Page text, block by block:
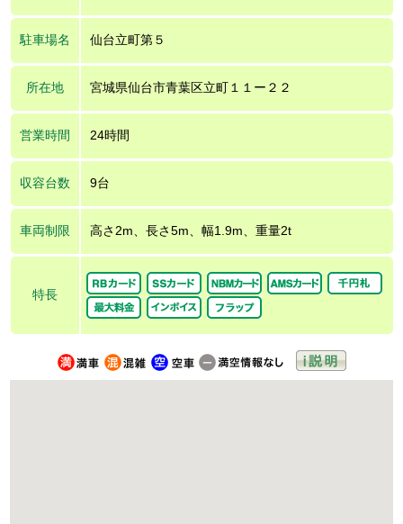
駐車場名 仙台立町第５
所在地 宮城県仙台市青葉区立町１１ー２２
営業時間 24時間
収容台数 9台
車両制限 高さ2m、長さ5m、幅1.9m、重量2t
特長